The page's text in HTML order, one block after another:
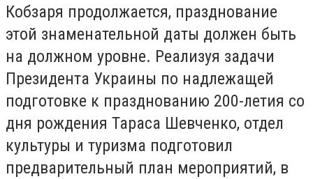
Кобзаря продолжается, празднование
этой знаменательной даты должен быть
на должном уровне. Реализуя задачи
Президента Украины по надлежащей
подготовке к празднованию 200-летия со
дня рождения Тараса Шевченко, отдел
культуры и туризма подготовил
предварительный план мероприятий, в